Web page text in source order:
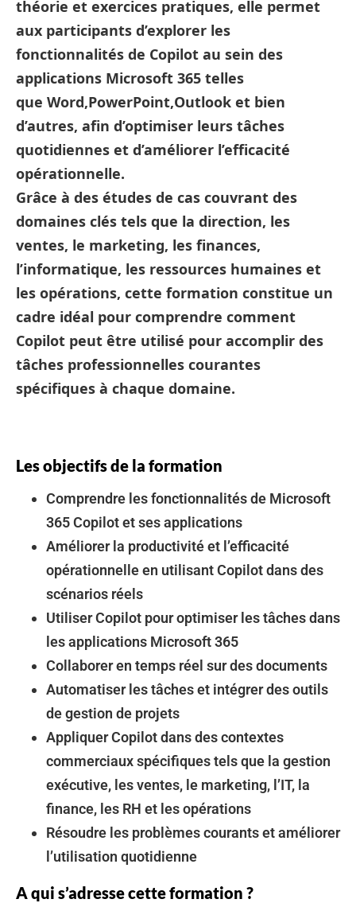
théorie et exercices pratiques, elle permet
aux participants d’explorer les
fonctionnalités de Copilot au sein des
applications Microsoft 365 telles
que Word,PowerPoint,Outlook et bien
d’autres, afin d’optimiser leurs tâches
quotidiennes et d’améliorer l’efficacité
opérationnelle.​
Grâce à des études de cas couvrant des
domaines clés tels que la direction, les
ventes, le marketing, les finances,
l’informatique, les ressources humaines et
les opérations, cette formation constitue un
cadre idéal pour comprendre comment
Copilot peut être utilisé pour accomplir des
tâches professionnelles courantes
spécifiques à chaque domaine.
Les objectifs de la formation
Comprendre les fonctionnalités de Microsoft
365 Copilot et ses applications
Améliorer la productivité et l’efficacité
opérationnelle en utilisant Copilot dans des
scénarios réels
Utiliser Copilot pour optimiser les tâches dans
les applications Microsoft 365
Collaborer en temps réel sur des documents
Automatiser les tâches et intégrer des outils
de gestion de projets
Appliquer Copilot dans des contextes
commerciaux spécifiques tels que la gestion
exécutive, les ventes, le marketing, l’IT, la
finance, les RH et les opérations
Résoudre les problèmes courants et améliorer
l’utilisation quotidienne
A qui s’adresse cette formation ?